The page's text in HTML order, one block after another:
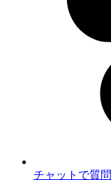
チャットで質問